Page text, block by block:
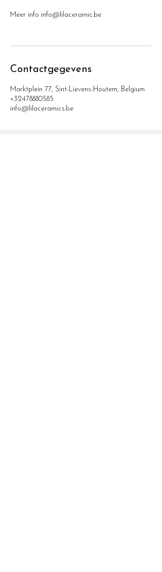
Meer info info@lilaceramic.be
Contactgegevens
Marktplein 77, Sint-Lievens-Houtem, Belgium
+32478880585
info@lilaceramics.be